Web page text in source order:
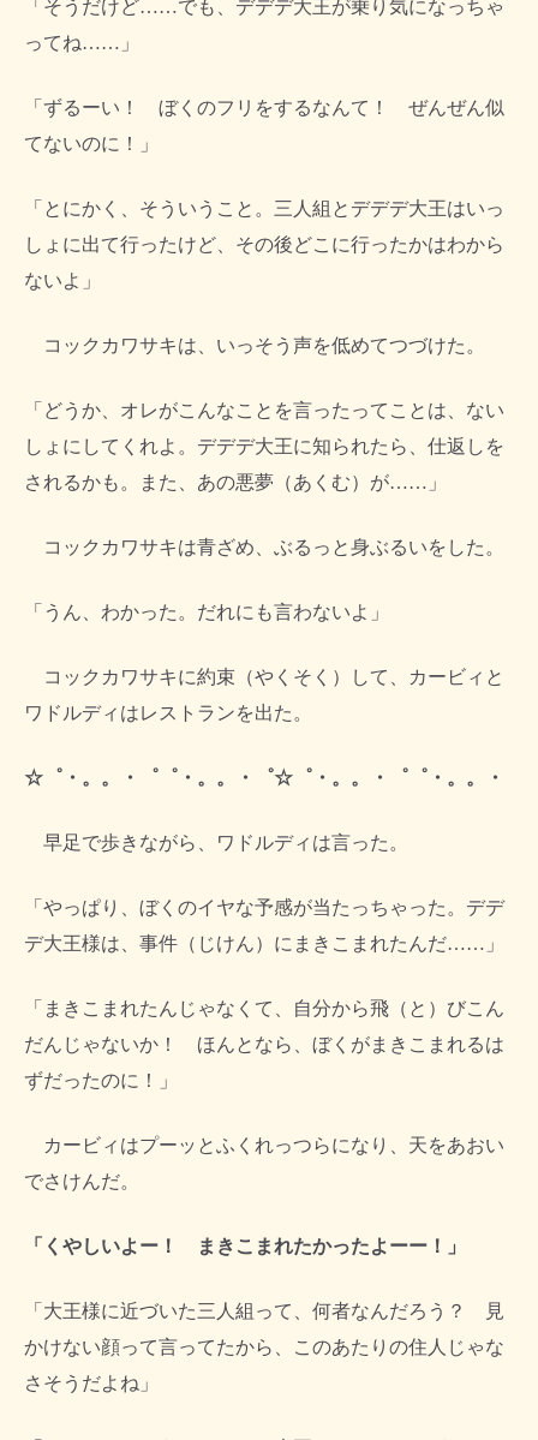
「そうだけど……でも、デデデ大王が乗り気になっちゃ
ってね……」
「ずるーい！ ぼくのフリをするなんて！ ぜんぜん似
てないのに！」
「とにかく、そういうこと。三人組とデデデ大王はいっ
しょに出て行ったけど、その後どこに行ったかはわから
ないよ」
コックカワサキは、いっそう声を低めてつづけた。
「どうか、オレがこんなことを言ったってことは、ない
しょにしてくれよ。デデデ大王に知られたら、仕返しを
されるかも。また、あの悪夢（あくむ）が……」
コックカワサキは青ざめ、ぶるっと身ぶるいをした。
「うん、わかった。だれにも言わないよ」
コックカワサキに約束（やくそく）して、カービィと
ワドルディはレストランを出た。
☆゜・。。・゜゜・。。・゜☆゜・。。・゜゜・。。・
早足で歩きながら、ワドルディは言った。
「やっぱり、ぼくのイヤな予感が当たっちゃった。デデ
デ大王様は、事件（じけん）にまきこまれたんだ……」
「まきこまれたんじゃなくて、自分から飛（と）びこん
だんじゃないか！ ほんとなら、ぼくがまきこまれるは
ずだったのに！」
カービィはプーッとふくれっつらになり、天をあおい
でさけんだ。
「くやしいよー！ まきこまれたかったよーー！」
「大王様に近づいた三人組って、何者なんだろう？ 見
かけない顔って言ってたから、このあたりの住人じゃな
さそうだよね」